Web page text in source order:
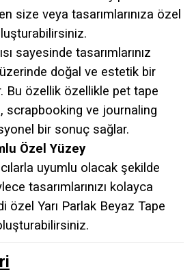
size veya tasarımlarınıza özel
sayesinde tasarımlarınız
doğal ve estetik bir
Bu özellik özellikle pet tape
scrapbooking ve journaling
bir sonuç sağlar.
Özel Yüzey
uyumlu olacak şekilde
tasarımlarınızı kolayca
özel Yarı Parlak Beyaz Tape